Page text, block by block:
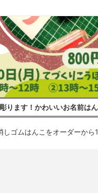
ります！かわいいお名前はん
しゴムはんこをオーダーから